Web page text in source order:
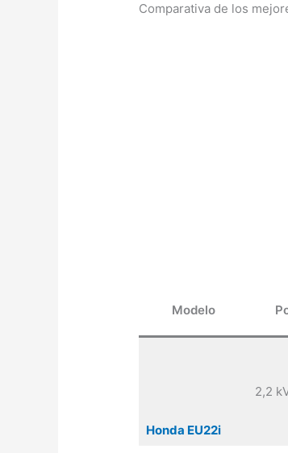
Comparativa de los
Modelo
Honda EU22i
2,2